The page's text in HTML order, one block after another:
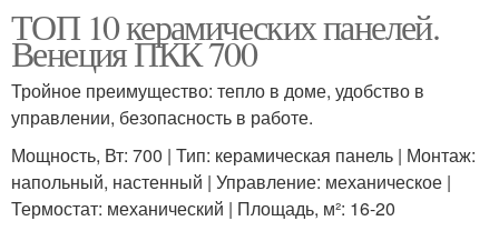
ТОП 10 керамических панелей.
Венеция ПКК 700
Тройное преимущество: тепло в доме, удобство в
управлении, безопасность в работе.
Мощность, Вт: 700 | Тип: керамическая панель | Монтаж:
напольный, настенный | Управление: механическое |
Термостат: механический | Площадь, м²: 16-20